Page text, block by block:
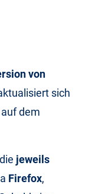
von
sich
dem
jeweils
Firefox,